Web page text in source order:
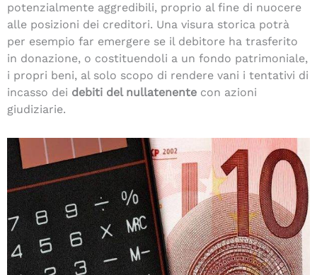
potenzialmente aggredibili, proprio al fine di nuocere
alle posizioni dei creditori. Una visura storica potrà
per esempio far emergere se il debitore ha trasferito
in donazione, o costituendoli a un fondo patrimoniale,
i propri beni, al solo scopo di rendere vani i tentativi di
incasso dei debiti del nullatenente con azioni
giudiziarie.